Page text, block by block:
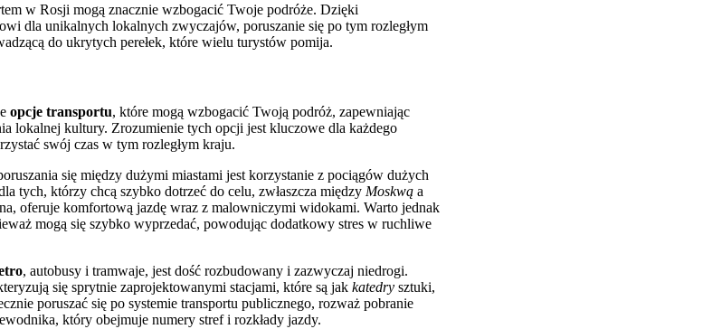
w Rosji mogą znacznie wzbogacić Twoje podróże. Dzięki
dla unikalnych lokalnych zwyczajów, poruszanie się po tym rozległym
do ukrytych perełek, które wielu turystów pomija.
opcje transportu, które mogą wzbogacić Twoją podróż, zapewniając
lokalnej kultury. Zrozumienie tych opcji jest kluczowe dla każdego
swój czas w tym rozległym kraju.
się między dużymi miastami jest korzystanie z pociągów dużych
tych, którzy chcą szybko dotrzeć do celu, zwłaszcza między Moskwą a
oferuje komfortową jazdę wraz z malowniczymi widokami. Warto jednak
mogą się szybko wyprzedać, powodując dodatkowy stres w ruchliwe
, autobusy i tramwaje, jest dość rozbudowany i zazwyczaj niedrogi.
się sprytnie zaprojektowanymi stacjami, które są jak katedry sztuki,
poruszać się po systemie transportu publicznego, rozważ pobranie
który obejmuje numery stref i rozkłady jazdy.